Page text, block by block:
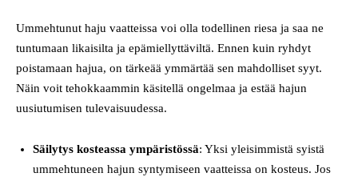
Ummehtunut haju vaatteissa voi olla todellinen riesa ja saa ne
tuntumaan likaisilta ja epämiellyttäviltä. Ennen kuin ryhdyt
poistamaan hajua, on tärkeää ymmärtää sen mahdolliset syyt.
Näin voit tehokkaammin käsitellä ongelmaa ja estää hajun
uusiutumisen tulevaisuudessa.
Säilytys kosteassa ympäristössä: Yksi yleisimmistä syistä
ummehtuneen hajun syntymiseen vaatteissa on kosteus. Jos